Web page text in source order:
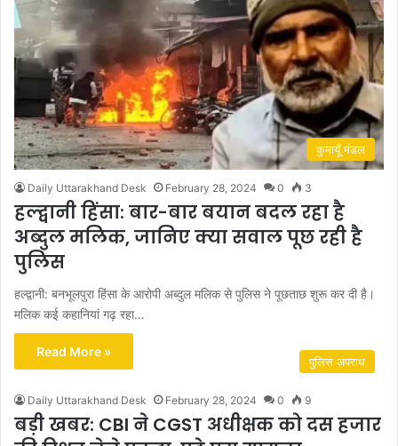
कुमायूँ मंडल
Daily Uttarakhand Desk February 28, 2024 0 3
हल्द्वानी हिंसा: बार-बार बयान बदल रहा है
अब्दुल मलिक, जानिए क्या सवाल पूछ रही है
पुलिस
हल्द्वानी: बनभूलपुरा हिंसा के आरोपी अब्दुल मलिक से पुलिस ने पूछताछ शुरू कर दी है।
मलिक कई कहानियां गढ़ रहा…
Read More »
पुलिस अपराध
Daily Uttarakhand Desk February 28, 2024 0 9
बड़ी खबर: CBI ने CGST अधीक्षक को दस हजार